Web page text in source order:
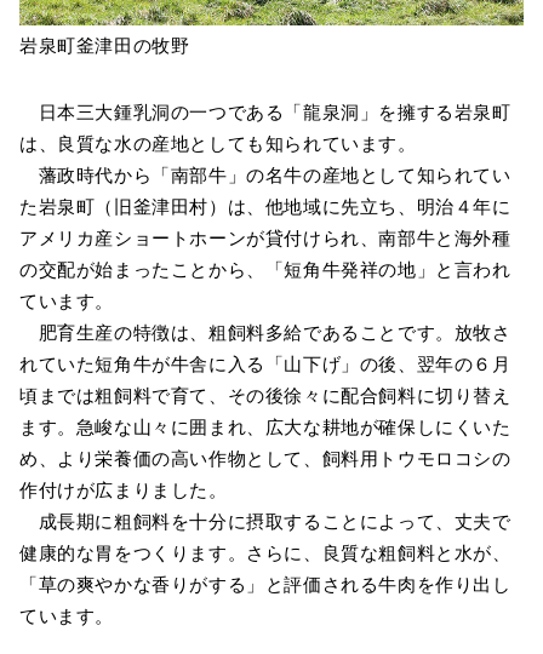
岩泉町釜津田の牧野
日本三大鍾乳洞の一つである「龍泉洞」を擁する岩泉町
は、良質な水の産地としても知られています。
藩政時代から「南部牛」の名牛の産地として知られてい
た岩泉町（旧釜津田村）は、他地域に先立ち、明治４年に
アメリカ産ショートホーンが貸付けられ、南部牛と海外種
の交配が始まったことから、「短角牛発祥の地」と言われ
ています。
肥育生産の特徴は、粗飼料多給であることです。放牧さ
れていた短角牛が牛舎に入る「山下げ」の後、翌年の６月
頃までは粗飼料で育て、その後徐々に配合飼料に切り替え
ます。急峻な山々に囲まれ、広大な耕地が確保しにくいた
め、より栄養価の高い作物として、飼料用トウモロコシの
作付けが広まりました。
成長期に粗飼料を十分に摂取することによって、丈夫で
健康的な胃をつくります。さらに、良質な粗飼料と水が、
「草の爽やかな香りがする」と評価される牛肉を作り出し
ています。